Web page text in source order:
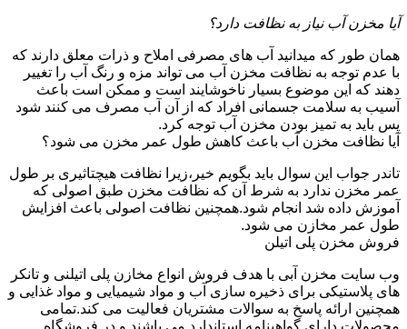
آیا مخزن آب نیاز به نظافت دارد؟
همان طور که میدانید آب های مصرفی املاح و ذرات معلق دارند که
با عدم توجه به نظافت مخزن آب می تواند مزه و رنگ آب را تغییر
دهند که این موضوع بسیار ناخوشایند است و ممکن است باعث
آسیب به سلامت جسمانی افراد که از آن آب مصرف می کنند شود
پس باید به تمیز بودن مخزن آب توجه کرد.
آیا نظافت مخزن آب باعث کاهش طول عمر مخزن می شود؟
تاندر جواب این سوال باید بگویم خیر،زیرا نظافت هیچتاثیری بر طول
عمر مخزن ندارد به شرط آن که نظافت مخزن طبق اصولی که
آموزش داده شد انجام شود.همچنین نظافت اصولی باعث افزایش
طول عمر مخازن می شود.
فروش مخزن پلی اتیلن
وب سایت مخزن آبی با هدف فروش انواع مخازن پلی اتیلنی و تانکر
های پلاستیکی برای ذخیره سازی آب و مواد شیمیایی و مواد غذایی و
همچنین ارائه پاسخ به سوالات مشتریان فعالیت می کند.تمامی
محصولات دارای گواهینامه استاندارد می باشند و در فروشگاه